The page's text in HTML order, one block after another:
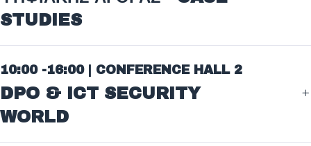
STUDIES
10:00 -16:00 | CONFERENCE HALL 2
DPO & ICT SECURITY
WORLD